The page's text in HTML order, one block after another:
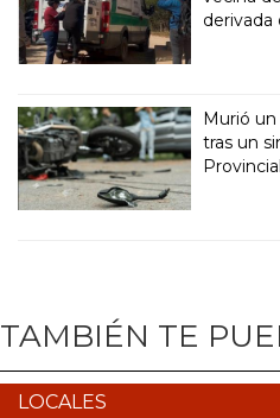
derivada
Murió
tras un
TAMBIÉN TE
LOCALES